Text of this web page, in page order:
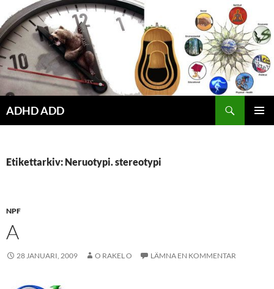
Hoppa
till
innehåll
ADHD ADD
Etikettarkiv: Neruotypi. stereotypi
NPF
A
28 JANUARI, 2009 O RAKEL O LÄMNA EN KOMMENTAR